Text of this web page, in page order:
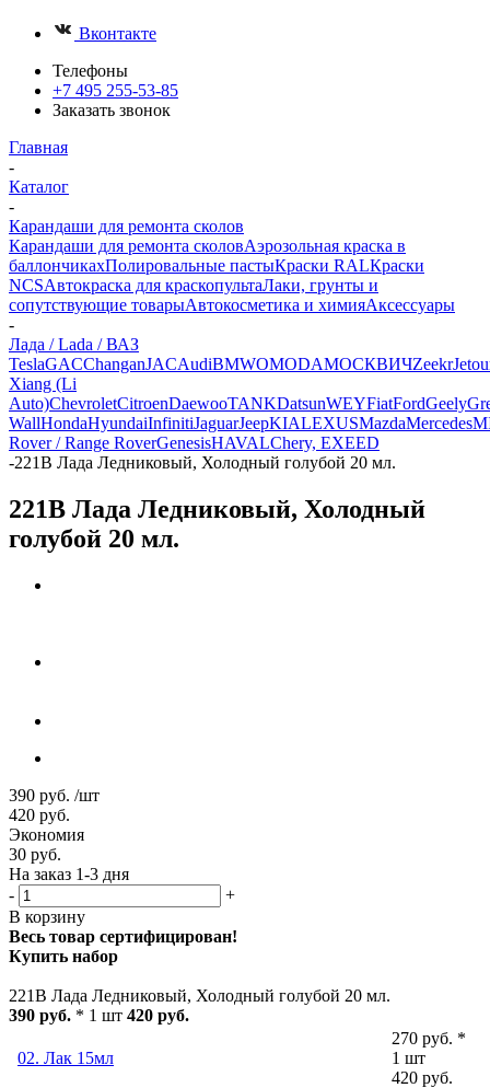
Вконтакте
Телефоны
+7 495 255-53-85
Заказать звонок
Главная
-
Каталог
-
Карандаши для ремонта сколов
Карандаши для ремонта сколовАэрозольная краска в
баллончикахПолировальные пастыКраски RALКраски
NCSАвтокраска для краскопультаЛаки, грунты и
сопутствующие товарыАвтокосметика и химияАксессуары
-
Лада / Lada / ВАЗ
TeslaGACChanganJACAudiBMWOMODAМОСКВИЧZeekr
Xiang (Li
Auto)ChevroletCitroenDaewooTANKDatsunWEYFiatFordGeely
WallHondaHyundaiInfinitiJaguarJeepKIALEXUSMazdaMercedes
Rover / Range RoverGenesisHAVALChery, EXEED
-221B Лада Ледниковый, Холодный голубой 20 мл.
221B Лада Ледниковый, Холодный
голубой 20 мл.
390 руб. /шт
420 руб.
Экономия
30 руб.
На заказ 1-3 дня
-
+
В корзину
Весь товар сертифицирован!
Купить набор
221B Лада Ледниковый, Холодный голубой 20 мл.
390 руб. * 1 шт 420 руб.
02. Лак 15мл
270 руб. *
1 шт
420 руб.